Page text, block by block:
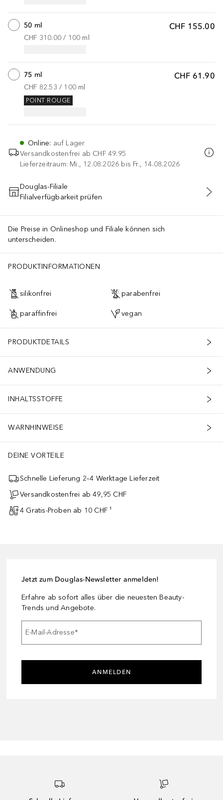
CHF 155.00
50 ml
CHF 310.00 / 100 ml
CHF 61.90
75 ml
CHF 82.53 / 100 ml
POINT ROUGE
Online: auf Lager
Versandkostenfrei ab CHF 49.95
Lieferzeitraum: Mi., 12.08.2026 bis Fr., 14.08.2026
IN DEN WARENKORB
Douglas-Filiale
Filialverfügbarkeit prüfen
Die Preise in Onlineshop und Filiale können sich
unterscheiden.
PRODUKTINFORMATIONEN
silikonfrei parabenfrei
paraffinfrei vegan
PRODUKTDETAILS
ANWENDUNG
INHALTSSTOFFE
WARNHINWEISE
DEINE VORTEILE
Schnelle Lieferung 2–4 Werktage Lieferzeit
Versandkostenfrei ab 49,95 CHF
4 Gratis-Proben ab 10 CHF ¹
Jetzt zum Douglas-Newsletter anmelden!
Erfahre ab sofort alles über die neuesten Beauty-
Trends und Angebote.
E-Mail-Adresse*
ANMELDEN